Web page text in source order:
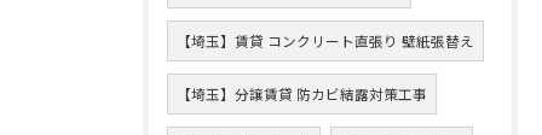
【埼玉】賃貸 コンクリート直張り 壁紙張替え
【埼玉】分譲賃貸 防カビ結露対策工事